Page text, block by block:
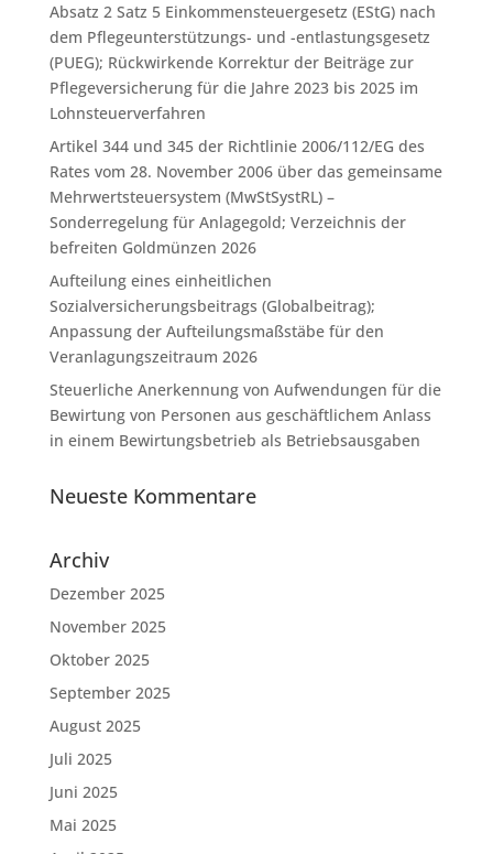
Absatz 2 Satz 5 Einkommensteuergesetz (EStG) nach
dem Pflegeunterstützungs- und -entlastungsgesetz
(PUEG); Rückwirkende Korrektur der Beiträge zur
Pflegeversicherung für die Jahre 2023 bis 2025 im
Lohnsteuerverfahren
Artikel 344 und 345 der Richtlinie 2006/112/EG des
Rates vom 28. November 2006 über das gemeinsame
Mehrwertsteuersystem (MwStSystRL) –
Sonderregelung für Anlagegold; Verzeichnis der
befreiten Goldmünzen 2026
Aufteilung eines einheitlichen
Sozialversicherungsbeitrags (Globalbeitrag);
Anpassung der Aufteilungsmaßstäbe für den
Veranlagungszeitraum 2026
Steuerliche Anerkennung von Aufwendungen für die
Bewirtung von Personen aus geschäftlichem Anlass
in einem Bewirtungsbetrieb als Betriebsausgaben
Neueste Kommentare
Archiv
Dezember 2025
November 2025
Oktober 2025
September 2025
August 2025
Juli 2025
Juni 2025
Mai 2025